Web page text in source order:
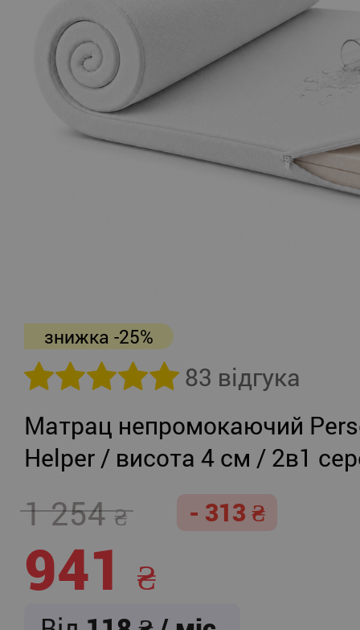
знижка -25%
83 відгука
Матрац непромокаючий
Helper / висота 4 см / 2в1
1 254 - 313
941